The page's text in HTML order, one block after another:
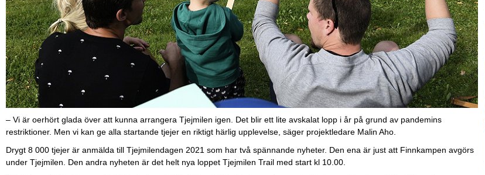
– Vi är oerhört glada över att kunna arrangera Tjejmilen igen. Det blir ett lite avskalat lopp i år på grund av pandemins
restriktioner. Men vi kan ge alla startande tjejer en riktigt härlig upplevelse, säger projektledare Malin Aho.
Drygt 8 000 tjejer är anmälda till Tjejmilendagen 2021 som har två spännande nyheter. Den ena är just att Finnkampen avgörs
under Tjejmilen. Den andra nyheten är det helt nya loppet Tjejmilen Trail med start kl 10.00.